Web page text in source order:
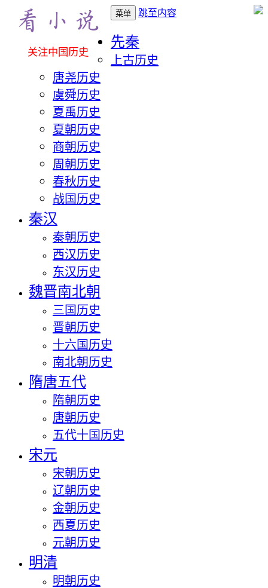
关注中国历史
菜单 跳至内容
先秦
上古历史
唐尧历史
虞舜历史
夏禹历史
夏朝历史
商朝历史
周朝历史
春秋历史
战国历史
秦汉
秦朝历史
西汉历史
东汉历史
魏晋南北朝
三国历史
晋朝历史
十六国历史
南北朝历史
隋唐五代
隋朝历史
唐朝历史
五代十国历史
宋元
宋朝历史
辽朝历史
金朝历史
西夏历史
元朝历史
明清
明朝历史